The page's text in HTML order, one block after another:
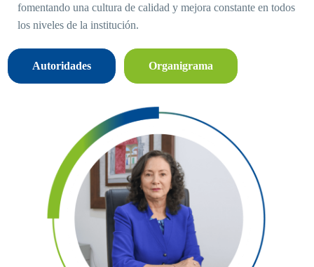
fomentando una cultura de calidad y mejora constante en todos
los niveles de la institución.
Autoridades Organigrama